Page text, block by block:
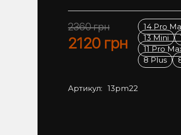
2360грн
2120 грн
14 Pro
13 Mini
11 Pro
8 Plus
Артикул: 13pm22